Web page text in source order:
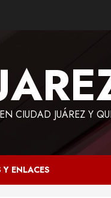
CIUDAD JUÁREZ Y
Y ENLACES